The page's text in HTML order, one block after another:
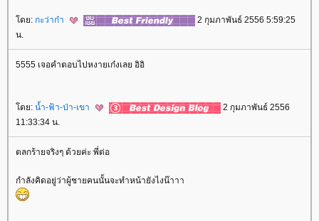
ดย: กะว่าก๋า
2 กุมภาพันธ์ 2556 5:59:25
น.
5555 เจอคำตอบไปหงายเก๋งเลย อิอิ
ดย: น้ำ-ฟ้า-ป่า-เขา
2 กุมภาพันธ์ 2556
11:33:34 น.
ตลกร้ายจริงๆ ด้วยค่ะ พี่ต่อ
กำลังคิดอยู่ว่าผู้ชายคนนั้นจะทำหน้ายังไงน๊าาา